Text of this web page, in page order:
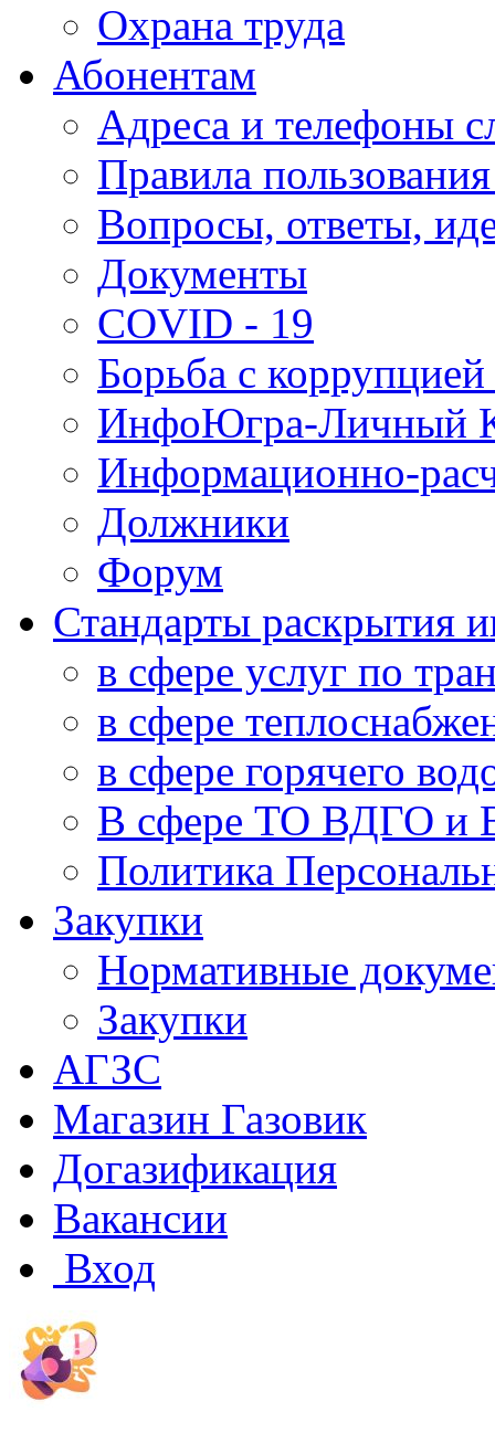
Охрана труда
Абонентам
Адреса и телефоны
Правила
Вопросы, ответы,
Документы
COVID - 19
Борьба с
ИнфоЮгра-Личный
Информационно-
Должники
Форум
Стандарты раскрытия
в сфере услуг по
в сфере
в сфере горячего
В сфере ТО ВДГО и
Политика
Закупки
Нормативные
Закупки
АГЗС
Магазин Газовик
Догазификация
Вакансии
Вход